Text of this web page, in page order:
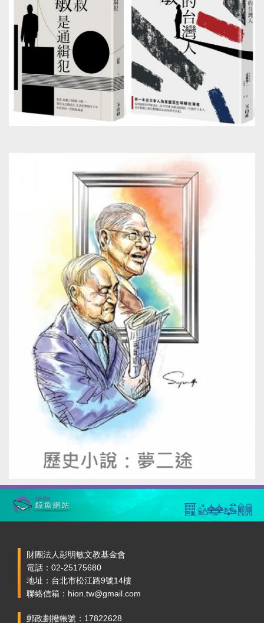
財團法人彭明敏文教基金會
電話：02-25175680
地址：台北市松江路9號14樓
聯絡信箱：hion.tw@gmail.com
郵政劃撥帳號：17822628